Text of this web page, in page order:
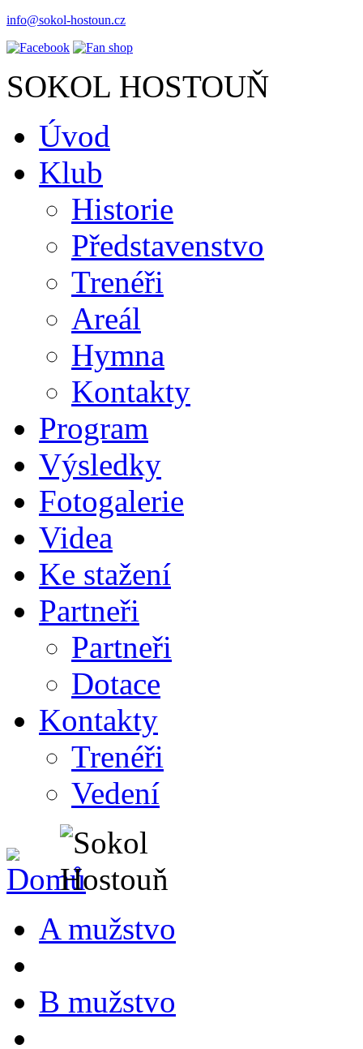
info@sokol-hostoun.cz
SOKOL HOSTOUŇ
Úvod
Klub
Historie
Představenstvo
Trenéři
Areál
Hymna
Kontakty
Program
Výsledky
Fotogalerie
Videa
Ke stažení
Partneři
Partneři
Dotace
Kontakty
Trenéři
Vedení
A mužstvo
B mužstvo